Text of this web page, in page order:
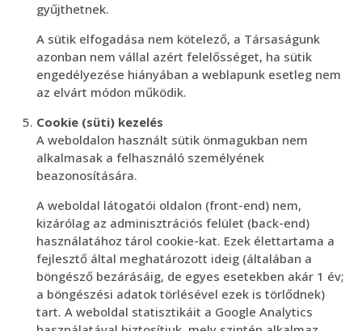
gyűjthetnek.
A sütik elfogadása nem kötelező, a Társaságunk
azonban nem vállal azért felelősséget, ha sütik
engedélyezése hiányában a weblapunk esetleg nem
az elvárt módon működik.
Cookie (süti) kezelés
A weboldalon használt sütik önmagukban nem
alkalmasak a felhasználó személyének
beazonosítására.
A weboldal látogatói oldalon (front-end) nem,
kizárólag az adminisztrációs felület (back-end)
használatához tárol cookie-kat. Ezek élettartama a
fejlesztő által meghatározott ideig (általában a
böngésző bezárásáig, de egyes esetekben akár 1 év;
a böngészési adatok törlésével ezek is törlődnek)
tart. A weboldal statisztikáit a Google Analytics